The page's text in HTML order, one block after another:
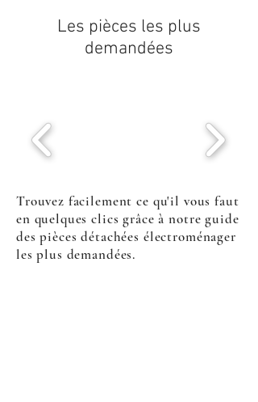
Les pièces les plus
demandées
Trouvez facilement ce qu'il vous faut
en quelques clics grâce à notre guide
des pièces détachées électroménager
les plus demandées.